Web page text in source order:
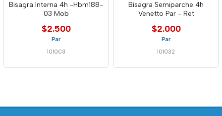
Bisagra Interna 4h -Hbm188-
03 Mob
$2.500
Par
101003
Bisagra Semiparche 4h
Venetto Par - Ret
$2.000
Par
101032